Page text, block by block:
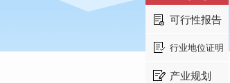
可行性报告
行业地位证明
产业规划